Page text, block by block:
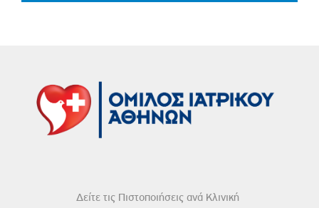
Δείτε τις Πιστοποιήσεις ανά Κλινική